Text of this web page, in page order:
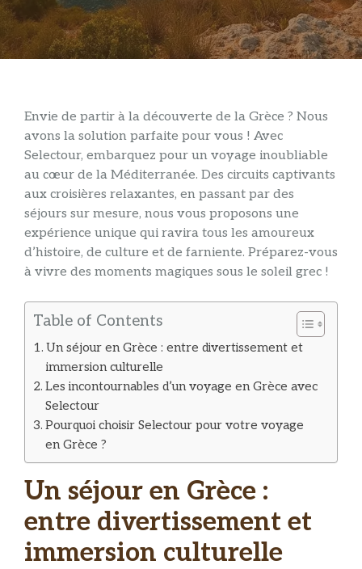
Envie de partir à la découverte de la Grèce ? Nous
avons la solution parfaite pour vous ! Avec
Selectour, embarquez pour un voyage inoubliable
au cœur de la Méditerranée. Des circuits captivants
aux croisières relaxantes, en passant par des
séjours sur mesure, nous vous proposons une
expérience unique qui ravira tous les amoureux
d’histoire, de culture et de farniente. Préparez-vous
à vivre des moments magiques sous le soleil grec !
Table of Contents
Un séjour en Grèce : entre divertissement et
immersion culturelle
Les incontournables d’un voyage en Grèce avec
Selectour
Pourquoi choisir Selectour pour votre voyage
en Grèce ?
Un séjour en Grèce :
entre divertissement et
immersion culturelle